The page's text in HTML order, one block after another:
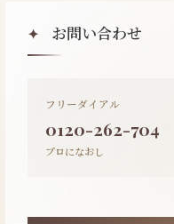
✦ お問い合わせ
フリーダイアル
0120-262-704
プロになおし